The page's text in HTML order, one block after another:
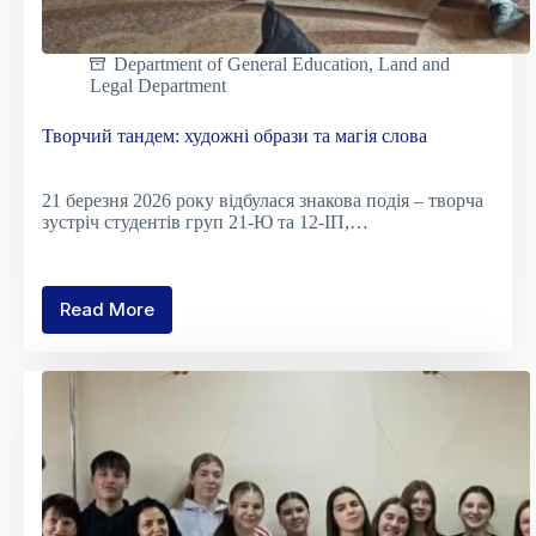
Department of General Education, Land and
Legal Department
Творчий тандем: художні образи та магія слова
21 березня 2026 року відбулася знакова подія – творча
зустріч студентів груп 21-Ю та 12-ІП,…
Read More
Творчий
слова